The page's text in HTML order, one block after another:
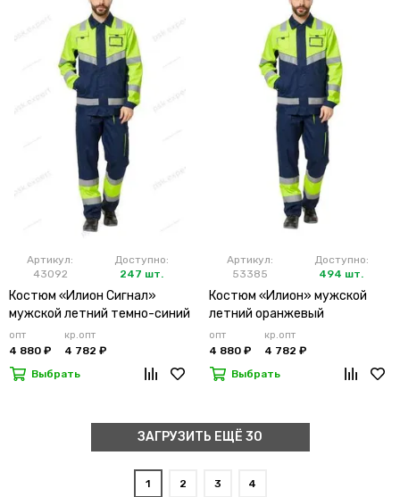
Артикул:
43092
Доступно:
247 шт.
Костюм «Илион Сигнал»
мужской летний темно-синий
опт
4 880 ₽
кр.опт
4 782 ₽
Выбрать
Артикул:
53385
Доступно:
494 шт.
Костюм «Илион» мужской
летний оранжевый
опт
4 880 ₽
кр.опт
4 782 ₽
Выбрать
ЗАГРУЗИТЬ ЕЩЁ 30
1 2 3 4